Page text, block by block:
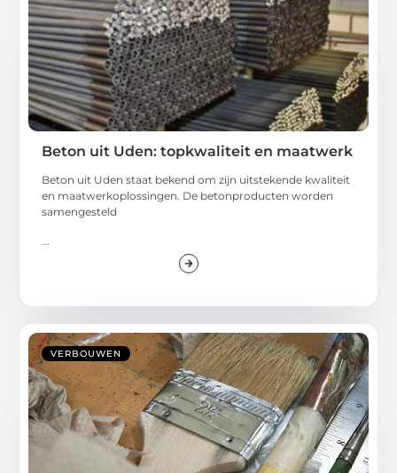
Beton uit Uden: topkwaliteit en maatwerk
Beton uit Uden staat bekend om zijn uitstekende kwaliteit
en maatwerkoplossingen. De betonproducten worden
samengesteld
VERBOUWEN